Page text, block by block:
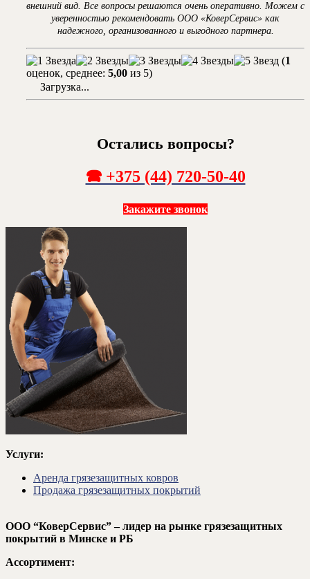
внешний вид. Все вопросы решаются очень оперативно. Можем с
уверенностью рекомендовать ООО «КоверСервис» как
надежного, организованного и выгодного партнера.
(1
оценок, среднее: 5,00 из 5)
Загрузка...
Остались вопросы?
🕿 +375 (44) 720-50-40
Закажите звонок
Услуги:
Аренда грязезащитных ковров
Продажа грязезащитных покрытий
ООО “КоверСервис” – лидер на рынке грязезащитных
покрытий в Минске и РБ
Ассортимент: